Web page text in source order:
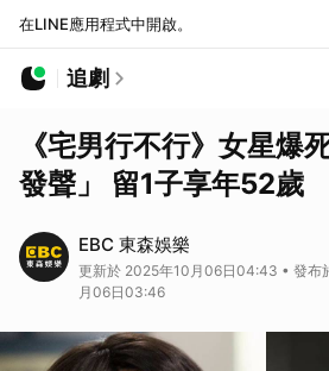
在LINE應用程式中開啟。
追劇
《宅男行不行》女星爆
發聲」 留1子享年52歲
EBC 東森娛樂
更新於 2025年10月06日04:43 • 發布
月06日03:46